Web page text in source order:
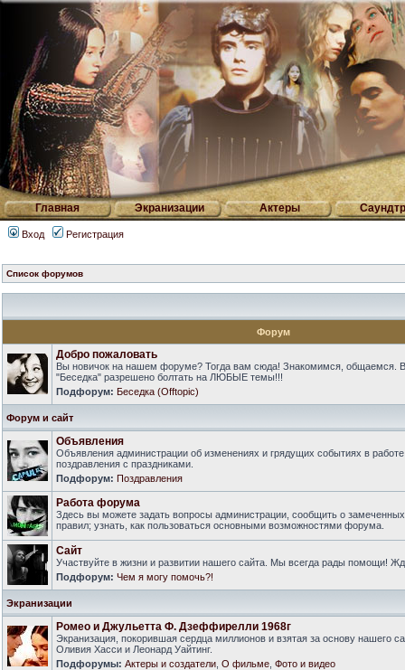
Главная Экранизации Актеры
Вход Регистрация
Список форумов
Форум
Добро пожаловать
Вы новичок на нашем форуме? Тогда вам сюда! Знакомимся, общаемся.
"Беседка" разрешено болтать на ЛЮБЫЕ темы!!!
Подфорум: Беседка (Offtopic)
Форум и сайт
Объявления
Объявления администрации об изменениях и грядущих событиях в
поздравления с праздниками.
Подфорум: Поздравления
Работа форума
Здесь вы можете задать вопросы администрации, сообщить о
правил; узнать, как пользоваться основными возможностями форума.
Сайт
Участвуйте в жизни и развитии нашего сайта. Мы всегда рады помощи!
Подфорум: Чем я могу помочь?!
Экранизации
Ромео и Джульетта Ф. Дзеффирелли 1968г
Экранизация, покорившая сердца миллионов и взятая за основу нашего
Оливия Хасси и Леонард Уайтинг.
Подфорумы: Актеры и создатели О фильме Фото и видео